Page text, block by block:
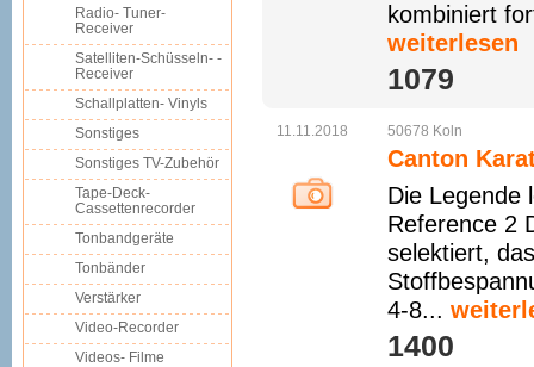
kombiniert
weiterlesen
1079 
11.11.2018 50678 Koln
Canton
Die Legende
Reference 2
selektiert,
4-8...
1400 
Radio- Tuner-
Receiver
Satelliten-Schüsseln- -
Receiver
Schallplatten- Vinyls
Sonstiges
Sonstiges TV-Zubehör
Tape-Deck-
Cassettenrecorder
Tonbandgeräte
Tonbänder
Verstärker
Video-Recorder
Videos- Filme